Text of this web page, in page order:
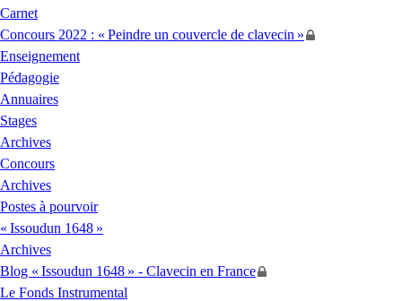
Carnet
Concours 2022 : « Peindre un couvercle de clavecin »
Enseignement
Pédagogie
Annuaires
Stages
Archives
Concours
Archives
Postes à pourvoir
« Issoudun 1648 »
Archives
Blog « Issoudun 1648 » - Clavecin en France
Le Fonds Instrumental